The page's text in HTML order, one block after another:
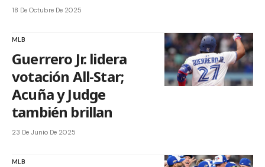
18 De Octubre De 2025
MLB
Guerrero Jr. lidera
votación All-Star;
Acuña y Judge
también brillan
23 De Junio De 2025
MLB